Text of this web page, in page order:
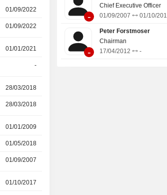
01/09/2022 01/05/2025
01/09/2022
01/01/2021 27/03/2025
-
28/03/2018
28/03/2018
01/01/2009
01/05/2018
01/09/2007
01/10/2017
-
Chief Executive Officer
01/09/2007
01/10/
-
Peter Forstmoser
Chairman
17/04/2012
-